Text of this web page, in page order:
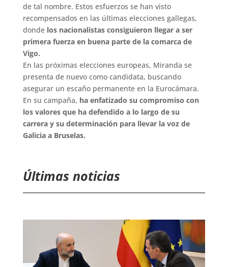
de tal nombre. Estos esfuerzos se han visto
recompensados en las últimas elecciones gallegas,
donde los nacionalistas consiguieron llegar a ser
primera fuerza en buena parte de la comarca de
Vigo.
En las próximas elecciones europeas, Miranda se
presenta de nuevo como candidata, buscando
asegurar un escaño permanente en la Eurocámara.
En su campaña, ha enfatizado su compromiso con
los valores que ha defendido a lo largo de su
carrera y su determinación para llevar la voz de
Galicia a Bruselas.
Últimas noticias